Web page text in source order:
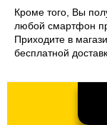
Кроме того, Вы
любой смартфон
Приходите в
бесплатной